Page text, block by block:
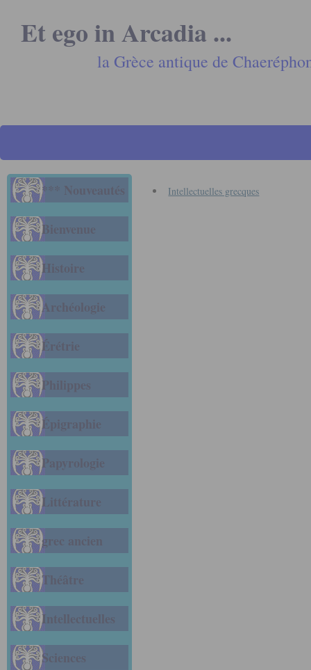
Et ego in Arcadia ...
la Grèce antique de
*** Nouveautés
Bienvenue
Histoire
Archéologie
Érétrie
Philippes
Épigraphie
Papyrologie
Littérature
grec ancien
Théâtre
Intellectuelles
Sciences
Intellectuelles grecques